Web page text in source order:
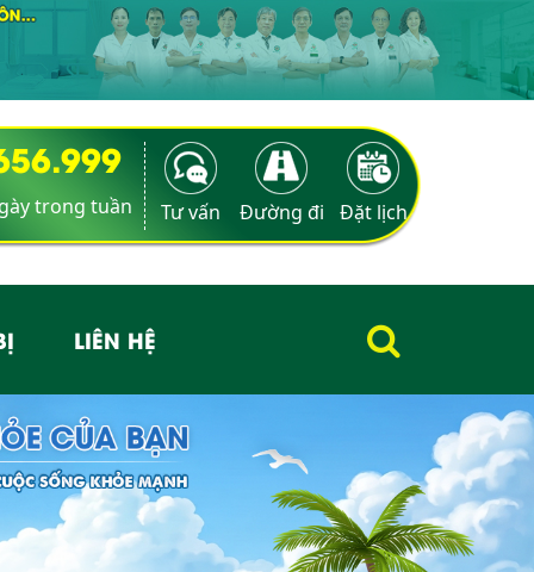
trong tuần Tư vấn Đường đi Đặt lịch
LIÊN HỆ